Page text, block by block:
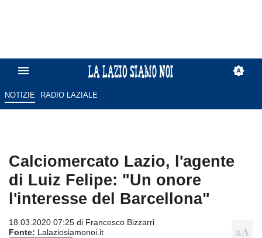
NOTIZIE RADIO LAZIALE
Calciomercato Lazio, l'agente
di Luiz Felipe: "Un onore
l'interesse del Barcellona"
18.03.2020 07:25 di Francesco Bizzarri
Fonte: Lalaziosiamonoi.it